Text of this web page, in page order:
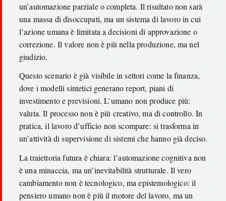
un’automazione parziale o completa. Il risultato non sarà
una massa di disoccupati, ma un sistema di lavoro in cui
l’azione umana è limitata a decisioni di approvazione o
correzione. Il valore non è più nella produzione, ma nel
giudizio.
Questo scenario è già visibile in settori come la finanza,
dove i modelli sintetici generano report, piani di
investimento e previsioni. L’umano non produce più:
valuta. Il processo non è più creativo, ma di controllo. In
pratica, il lavoro d’ufficio non scompare: si trasforma in
un’attività di supervisione di sistemi che hanno già deciso.
La traiettoria futura è chiara: l’automazione cognitiva non
è una minaccia, ma un’inevitabilità strutturale. Il vero
cambiamento non è tecnologico, ma epistemologico: il
pensiero umano non è più il motore del lavoro, ma un